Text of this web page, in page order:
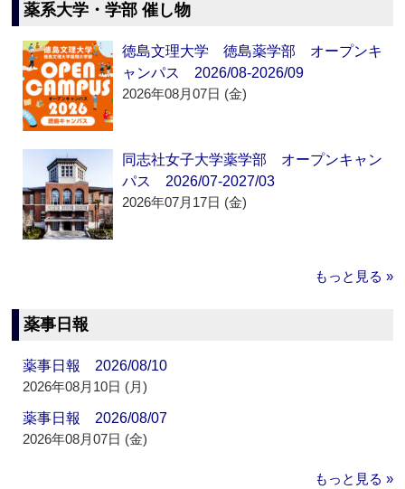
薬系大学・学部 催し物
徳島文理大学 徳島薬学部 オープンキ
ャンパス 2026/08-2026/09
2026年08月07日 (金)
同志社女子大学薬学部 オープンキャン
パス 2026/07-2027/03
2026年07月17日 (金)
もっと見る »
薬事日報
薬事日報 2026/08/10
2026年08月10日 (月)
薬事日報 2026/08/07
2026年08月07日 (金)
もっと見る »